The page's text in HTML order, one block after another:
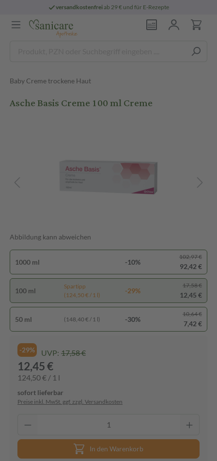
versandkostenfreiab 29 € und für E-Rezepte
Baby Creme trockene Haut
Asche Basis Creme 100 ml Creme
Abbildung kann abweichen
1000 ml -10%
102,97 €
92,42 €
100 ml
Spartipp
(124,50 € / 1 l)
-29%
17,58 €
12,45 €
50 ml (148,40 € / 1 l) -30%
10,64 €
7,42 €
-29% UVP: 17,58 €
12,45 €
124,50 € / 1 l
sofort lieferbar
Preise inkl. MwSt. ggf. zzgl. Versandkosten
In den Warenkorb